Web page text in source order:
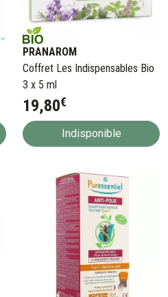
PRANAROM
Coffret Les Indispensables Bio
3 x 5 ml
19,80€
Indisponible